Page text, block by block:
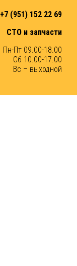
+7 (951) 152 22 69
СТО и запчасти
Пн-Пт 09.00-18.00
Сб 10.00-17.00
Вс – выходной